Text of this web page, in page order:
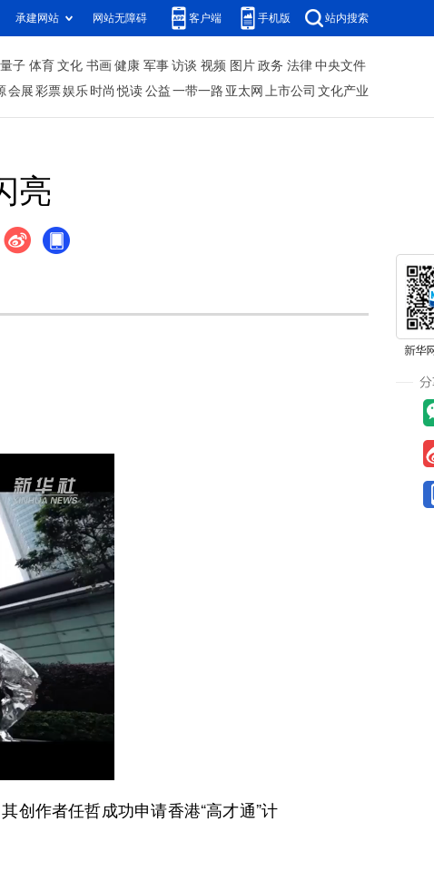
承建网站 网站无障碍 客户端 手机版 站内搜索
量子 体育 文化 书画 健康 军事 访谈 视频 图片 政务 法律 中央文件
会展 彩票娱乐 时尚 悦读 公益 一带一路 亚太网 上市公司 文化产业
亮
作者任哲成功申请香港“高才通”计